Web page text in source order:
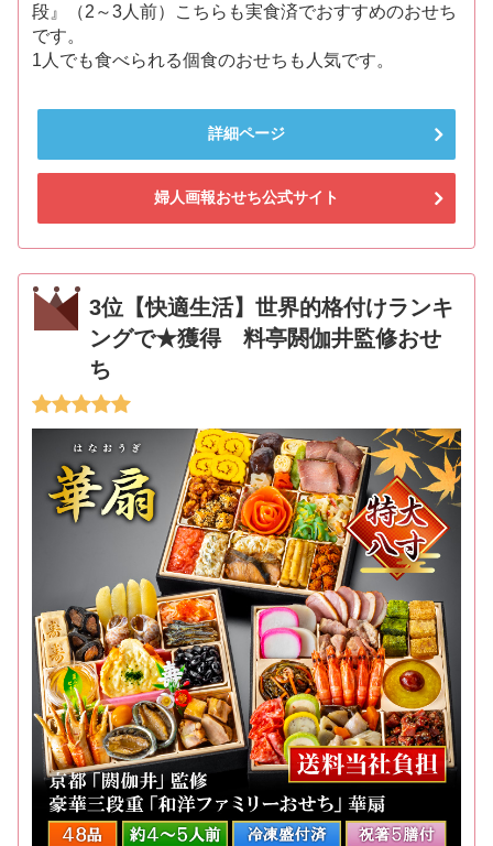
段』（2～3人前）こちらも実食済でおすすめのおせち
です。
1人でも食べられる個食のおせちも人気です。
詳細ページ
婦人画報おせち公式サイト
3位【快適生活】世界的格付けランキ
ングで★獲得 料亭閼伽井監修おせ
ち